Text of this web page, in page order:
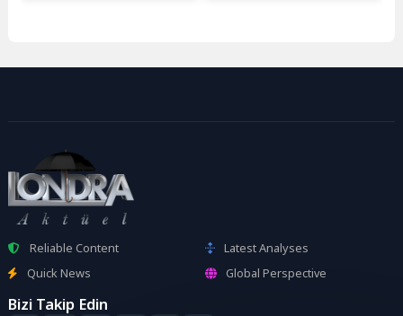
Reliable Content
Latest Analyses
Quick News
Global Perspective
Bizi Takip Edin